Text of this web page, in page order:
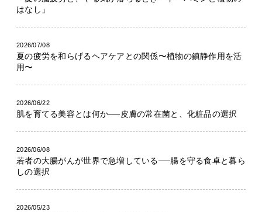
はなし」
2026/07/08
夏の疲労を和らげるヘアケアとの関係〜植物の鎮静作用を活
用〜
2026/06/22
肌を育てる美容とは何か──皮膚の常在菌と、化粧品の選択
2026/06/08
若者の大腸がんが世界で急増している──腸を守る食卓と暮ら
しの選択
2026/05/23